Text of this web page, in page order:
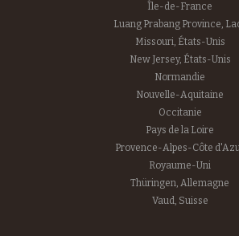
Île-de-France
Luang Prabang Province,
Missouri, États-Unis
New Jersey, États-Unis
Normandie
Nouvelle-Aquitaine
Occitanie
Pays de la Loire
Provence-Alpes-Côte
Royaume-Uni
Thüringen, Allemagne
Vaud, Suisse